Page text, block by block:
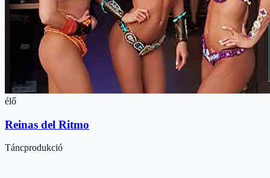
élő
Reinas del Ritmo
Táncprodukció